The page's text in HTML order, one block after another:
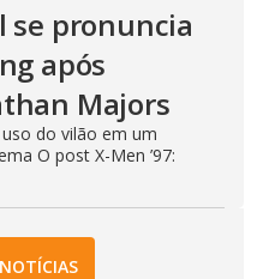
se pronuncia
após
Majors
do vilão em um
O post X-Men ’97: